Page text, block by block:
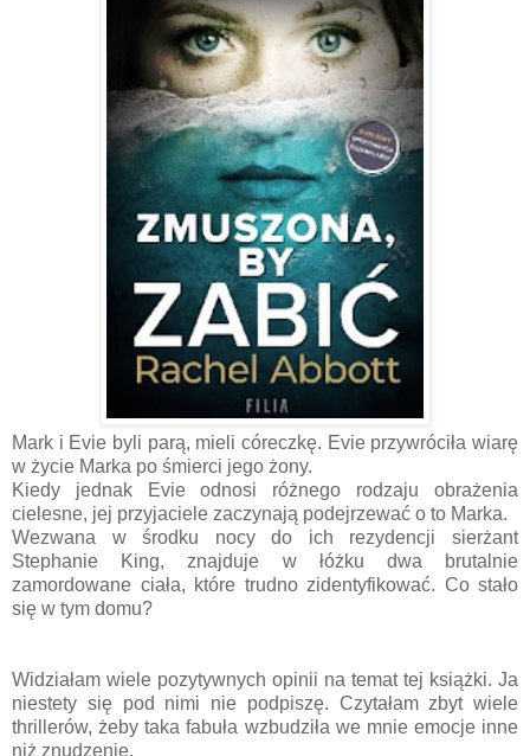
Mark i Evie byli parą, mieli córeczkę. Evie przywróciła wiarę
w życie Marka po śmierci jego żony.
Kiedy jednak Evie odnosi różnego rodzaju obrażenia
cielesne, jej przyjaciele zaczynają podejrzewać o to Marka.
Wezwana w środku nocy do ich rezydencji sierżant
Stephanie King, znajduje w łóżku dwa brutalnie
zamordowane ciała, które trudno zidentyfikować. Co stało
się w tym domu?
Widziałam wiele pozytywnych opinii na temat tej książki. Ja
niestety się pod nimi nie podpiszę. Czytałam zbyt wiele
thrillerów, żeby taka fabuła wzbudziła we mnie emocje inne
niż znudzenie.